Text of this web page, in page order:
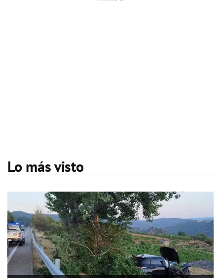
Lo más visto